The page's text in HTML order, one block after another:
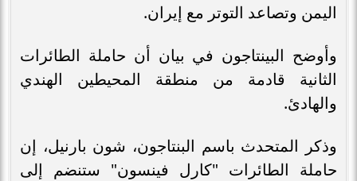
اليمن وتصاعد التوتر مع إيران.
وأوضح البينتاجون في بيان أن حاملة الطائرات
الثانية قادمة من منطقة المحيطين الهندي
والهادئ.
وذكر المتحدث باسم البنتاجون، شون بارنيل، إن
حاملة الطائرات "كارل فينسون" ستنضم إلى